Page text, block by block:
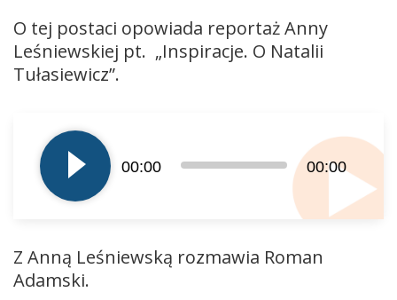
O tej postaci opowiada reportaż Anny
Leśniewskiej pt. „Inspiracje. O Natalii
Tułasiewicz”.
plików
dźwiękowych
00:00 00:00
Z Anną Leśniewską rozmawia Roman
Adamski.